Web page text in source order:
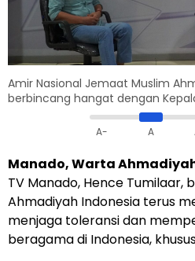
Amir Nasional Jemaat Muslim
berbincang hangat dengan
A- A
Manado, Warta
TV Manado, Hence
Ahmadiyah Indonesia terus
menjaga toleransi dan
beragama di Indonesia,